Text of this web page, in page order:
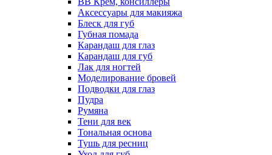
Аксессуары для макияжа
Блеск для губ
Губная помада
Карандаш для глаз
Карандаш для губ
Лак для ногтей
Моделирование бровей
Подводки для глаз
Пудра
Румяна
Тени для век
Тональная основа
Тушь для ресниц